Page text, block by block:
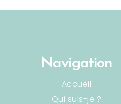
Navigation
Accueil
Qui suis-je ?